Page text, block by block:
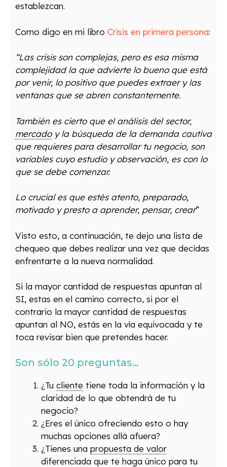
establezcan.
Como digo en mi libro Crisis en primera persona:
“Las crisis son complejas, pero es esa misma
complejidad la que advierte lo bueno que está
por venir, lo positivo que puedes extraer y las
ventanas que se abren constantemente.
También es cierto que el análisis del sector,
mercadoy la búsqueda de la demanda cautiva
que requieres para desarrollar tu negocio, son
variables cuyo estudio y observación, es con lo
que se debe comenzar.
Lo crucial es que estés atento, preparado,
motivado y presto a aprender, pensar, crear”
Visto esto, a continuación, te dejo una lista de
chequeo que debes realizar una vez que decidas
enfrentarte a la nueva normalidad.
Si la mayor cantidad de respuestas apuntan al
SI, estas en el camino correcto, si por el
contrario la mayor cantidad de respuestas
apuntan al NO, estás en la vía equivocada y te
toca revisar bien que pretendes hacer.
Son sólo 20 preguntas…
¿Tu cliente tiene toda la información y la
claridad de lo que obtendrá de tu
negocio?
¿Eres el único ofreciendo esto o hay
muchas opciones allá afuera?
¿Tienes una propuesta de valor
diferenciada que te haga único para tu